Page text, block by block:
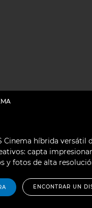
Cinema híbrida versátil
capta
y fotos de alta
ENCONTRAR UN